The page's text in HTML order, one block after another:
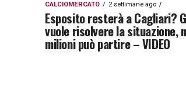
CALCIOMERCATO 2 settimane ago
Esposito resterà a Cagliari?
vuole risolvere la situazione,
milioni può partire – VIDEO